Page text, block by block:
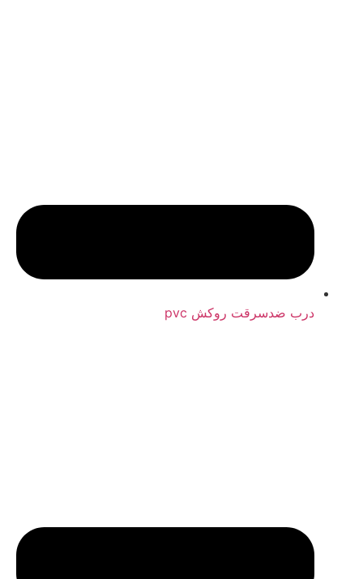
درب ضدسرقت روکش pvc